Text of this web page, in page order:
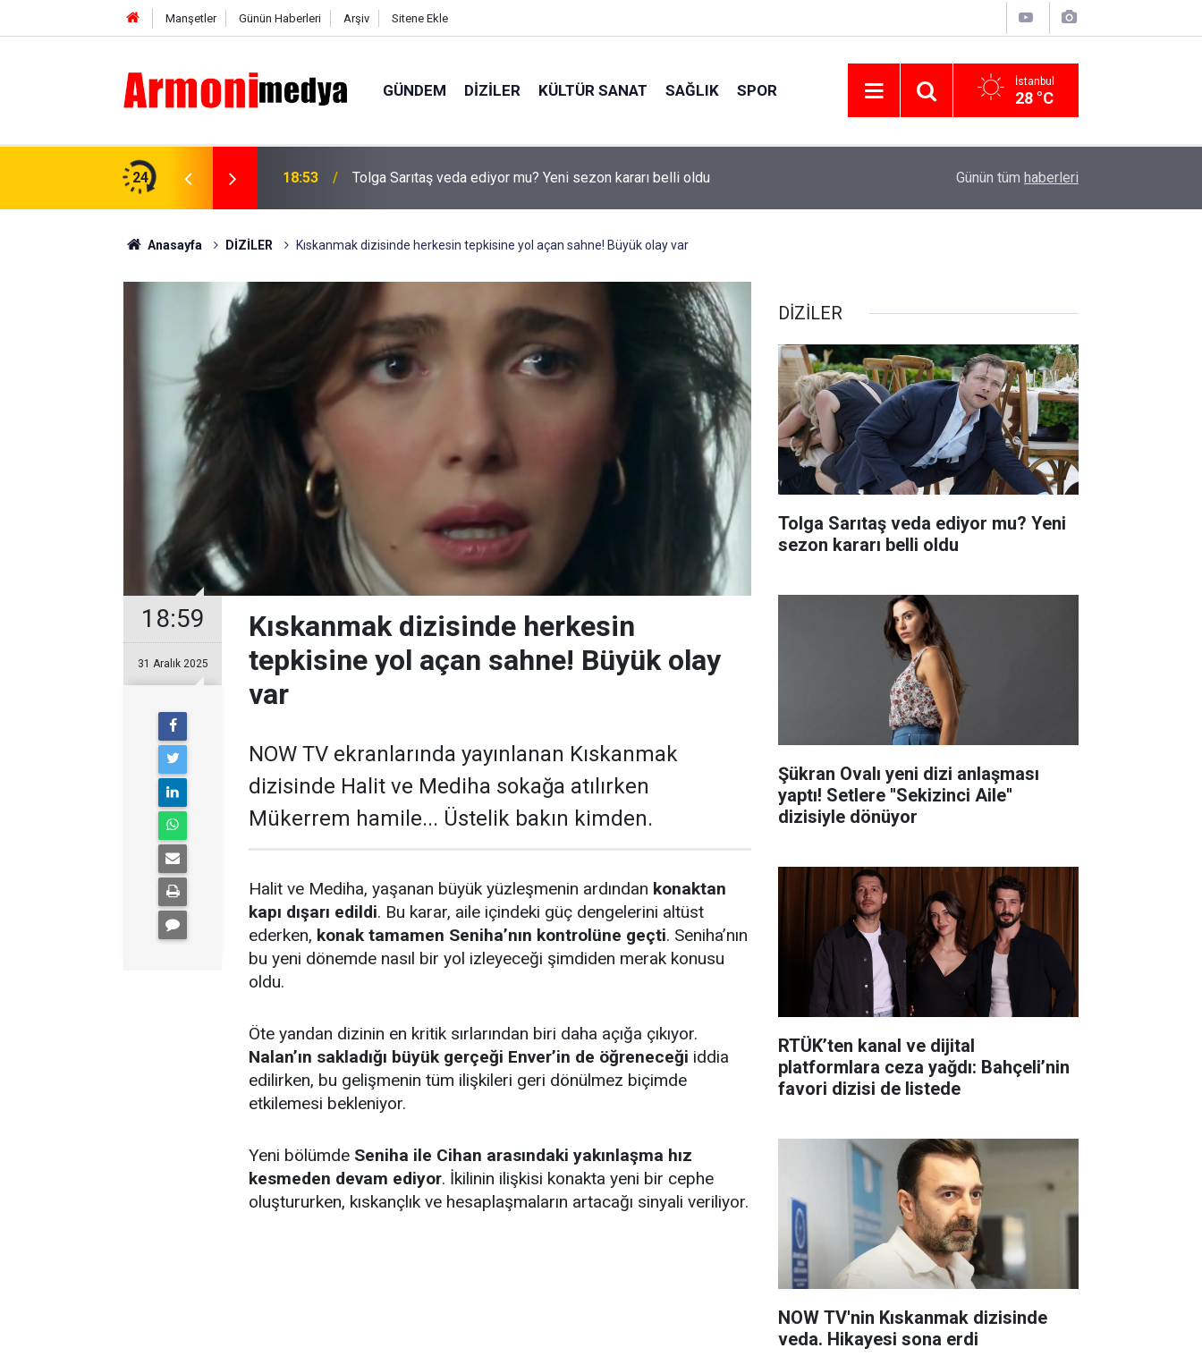
Manşetler Günün Haberleri Arşiv Sitene Ekle
GÜNDEM DIZILER KÜLTÜR SANAT SAĞLIK SPOR İstanbul
28 °C
24
Kiralar yükseldi, restoranlarda
18:53 Tolga Sarıtaş veda ediyor mu? Yeni sezon kararı belli oldu Nevşin Mengü kötü haberi verdi! Üstünlük AK
Günün tüm haberleri
Anasayfa DİZİLER Kıskanmak dizisinde herkesin tepkisine yol açan sahne! Büyük olay var
18:59
31 Aralık 2025
Kıskanmak dizisinde herkesin
tepkisine yol açan sahne! Büyük olay
var
NOW TV ekranlarında yayınlanan Kıskanmak
dizisinde Halit ve Mediha sokağa atılırken
Mükerrem hamile... Üstelik bakın kimden.
Halit ve Mediha, yaşanan büyük yüzleşmenin ardından konaktan
kapı dışarı edildi. Bu karar, aile içindeki güç dengelerini altüst
ederken, konak tamamen Seniha’nın kontrolüne geçti. Seniha’nın
bu yeni dönemde nasıl bir yol izleyeceği şimdiden merak konusu
oldu.
Öte yandan dizinin en kritik sırlarından biri daha açığa çıkıyor.
Nalan’ın sakladığı büyük gerçeği Enver’in de öğreneceği iddia
edilirken, bu gelişmenin tüm ilişkileri geri dönülmez biçimde
etkilemesi bekleniyor.
Yeni bölümde Seniha ile Cihan arasındaki yakınlaşma hız
kesmeden devam ediyor. İkilinin ilişkisi konakta yeni bir cephe
oluştururken, kıskançlık ve hesaplaşmaların artacağı sinyali veriliyor.
DİZİLER
Tolga Sarıtaş veda ediyor mu? Yeni
sezon kararı belli oldu
Şükran Ovalı yeni dizi anlaşması
yaptı! Setlere ''Sekizinci Aile''
dizisiyle dönüyor
RTÜK’ten kanal ve dijital
platformlara ceza yağdı: Bahçeli’nin
favori dizisi de listede
NOW TV'nin Kıskanmak dizisinde
veda. Hikayesi sona erdi